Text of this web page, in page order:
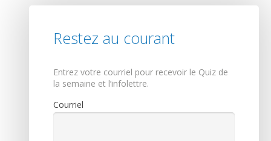
Restez au courant
Entrez votre courriel pour recevoir le Quiz de
la semaine et l’infolettre.
Courriel